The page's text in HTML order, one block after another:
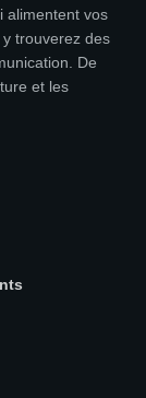
alimentent vos
trouverez des
De
et les